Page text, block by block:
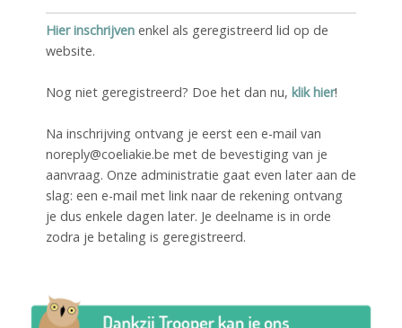
Hier inschrijvenenkel als geregistreerd lid op de
website.
Nog niet geregistreerd? Doe het dan nu, klik hier!
Na inschrijving ontvang je eerst een e-mail van
noreply@coeliakie.be met de bevestiging van je
aanvraag. Onze administratie gaat even later aan de
slag: een e-mail met link naar de rekening ontvang
je dus enkele dagen later. Je deelname is in orde
zodra je betaling is geregistreerd.